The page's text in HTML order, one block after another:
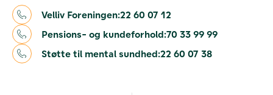
Velliv Foreningen:22 60 07 12
Pensions- og kundeforhold:70 33 99 99
Støtte til mental sundhed:22 60 07 38